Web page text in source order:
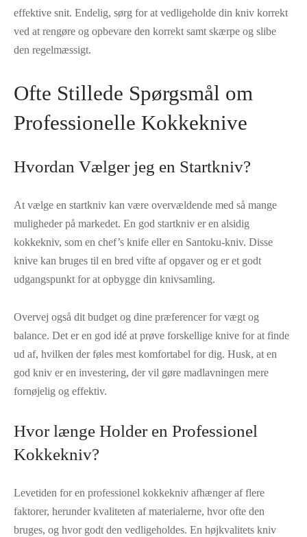
effektive snit. Endelig, sørg for at vedligeholde din kniv korrekt
ved at rengøre og opbevare den korrekt samt skærpe og slibe
den regelmæssigt.
Ofte Stillede Spørgsmål om
Professionelle Kokkeknive
Hvordan Vælger jeg en Startkniv?
At vælge en startkniv kan være overvældende med så mange
muligheder på markedet. En god startkniv er en alsidig
kokkekniv, som en chef’s knife eller en Santoku-kniv. Disse
knive kan bruges til en bred vifte af opgaver og er et godt
udgangspunkt for at opbygge din knivsamling.
Overvej også dit budget og dine præferencer for vægt og
balance. Det er en god idé at prøve forskellige knive for at finde
ud af, hvilken der føles mest komfortabel for dig. Husk, at en
god kniv er en investering, der vil gøre madlavningen mere
fornøjelig og effektiv.
Hvor længe Holder en Professionel
Kokkekniv?
Levetiden for en professionel kokkekniv afhænger af flere
faktorer, herunder kvaliteten af materialerne, hvor ofte den
bruges, og hvor godt den vedligeholdes. En højkvalitets kniv